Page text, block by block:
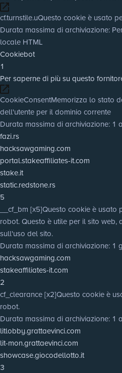
cf.turnstile.uQuesto cookie è usato
Durata massima di archiviazione:
locale HTML
Cookiebot
1
Per saperne di più su questo
CookieConsentMemorizza lo stato
dell'utente per il dominio corrente
Durata massima di archiviazione: 1
fazi.rs
hacksawgaming.com
portal.stakeaffiliates-it.com
stake.it
static.redstone.rs
5
__cf_bm [x5]Questo cookie è usato
robot. Questo è utile per il sito
sull'uso del sito.
Durata massima di archiviazione: 1
hacksawgaming.com
stakeaffiliates-it.com
2
cf_clearance [x2]Questo cookie è
robot.
Durata massima di archiviazione: 1
litlobby.grattaevinci.com
lit-mon.grattaevinci.com
showcase.giocodellotto.it
3